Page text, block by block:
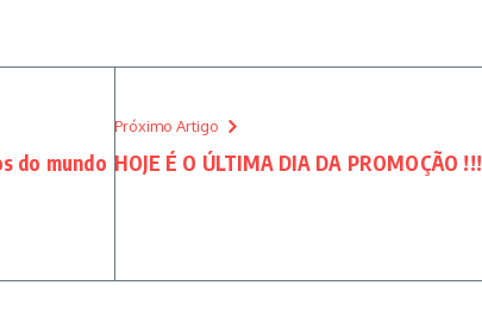
do mundo
Próximo Artigo
HOJE É O ÚLTIMA DIA DA PROMOÇÃO !!!